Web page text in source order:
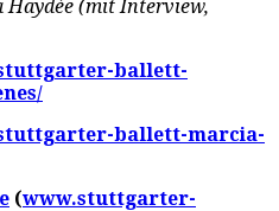
(mit Interview,
ballett-
ballett-marcia-
(www.stuttgarter-